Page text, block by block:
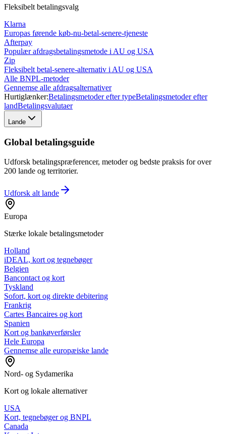
Fleksibelt betalingsvalg
Klarna
Europas førende køb-nu-betal-senere-tjeneste
Afterpay
Populær afdragsbetalingsmetode i AU og USA
Zip
Fleksibelt betal-senere-alternativ i AU og USA
Alle BNPL-metoder
Gennemse alle afdragsalternativer
Hurtiglænker:Betalingsmetoder efter typeBetalingsmetoder efter
landBetalingsvalutaer
Lande
Global betalingsguide
Udforsk betalingspræferencer, metoder og bedste praksis for over
200 lande og territorier.
Udforsk alt lande
Europa
Stærke lokale betalingsmetoder
Holland
iDEAL, kort og tegnebøger
Belgien
Bancontact og kort
Tyskland
Sofort, kort og direkte debitering
Frankrig
Cartes Bancaires og kort
Spanien
Kort og bankøverførsler
Hele Europa
Gennemse alle europæiske lande
Nord- og Sydamerika
Kort og lokale alternativer
USA
Kort, tegnebøger og BNPL
Canada